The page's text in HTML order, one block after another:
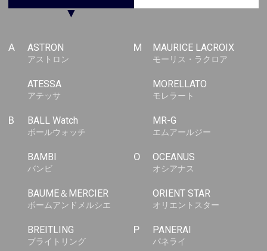
▼
A ASTRON
アストロン
ATESSA
アテッサ
B BALL Watch
ボールウォッチ
BAMBI
バンビ
BAUME＆MERCIER
ボームアンドメルシエ
BREITLING
ブライトリング
M MAURICE LACROIX
モーリス・ラクロア
MORELLATO
モレラート
MR-G
エムアールジー
O OCEANUS
オシアナス
ORIENT STAR
オリエントスター
P PANERAI
パネライ